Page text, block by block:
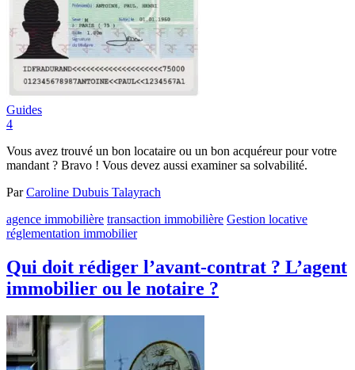
Guides
4
Vous avez trouvé un bon locataire ou un bon acquéreur pour votre
mandant ? Bravo ! Vous devez aussi examiner sa solvabilité.
ParCaroline Dubuis Talayrach
agence immobilière transaction immobilière Gestion locative
réglementation immobilier
Qui doit rédiger l’avant-contrat ? L’agent
immobilier ou le notaire ?